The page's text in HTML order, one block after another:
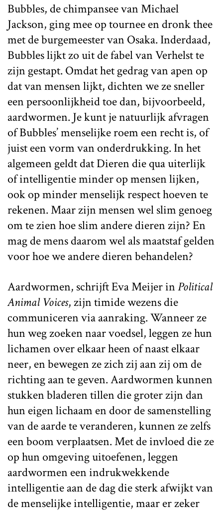
Bubbles, de chimpansee van Michael
Jackson, ging mee op tournee en dronk thee
met de burgemeester van Osaka. Inderdaad,
Bubbles lijkt zo uit de fabel van Verhelst te
zijn gestapt. Omdat het gedrag van apen op
dat van mensen lijkt, dichten we ze sneller
een persoonlijkheid toe dan, bijvoorbeeld,
aardwormen. Je kunt je natuurlijk afvragen
of Bubbles’ menselijke roem een recht is, of
juist een vorm van onderdrukking. In het
algemeen geldt dat Dieren die qua uiterlijk
of intelligentie minder op mensen lijken,
ook op minder menselijk respect hoeven te
rekenen. Maar zijn mensen wel slim genoeg
om te zien hoe slim andere dieren zijn? En
mag de mens daarom wel als maatstaf gelden
voor hoe we andere dieren behandelen?
Aardwormen, schrijft Eva Meijer inPolitical
Animal Voices, zijn timide wezens die
communiceren via aanraking. Wanneer ze
hun weg zoeken naar voedsel, leggen ze hun
lichamen over elkaar heen of naast elkaar
neer, en bewegen ze zich zij aan zij om de
richting aan te geven. Aardwormen kunnen
stukken bladeren tillen die groter zijn dan
hun eigen lichaam en door de samenstelling
van de aarde te veranderen, kunnen ze zelfs
een boom verplaatsen. Met de invloed die ze
op hun omgeving uitoefenen, leggen
aardwormen een indrukwekkende
intelligentie aan de dag die sterk afwijkt van
de menselijke intelligentie, maar er zeker